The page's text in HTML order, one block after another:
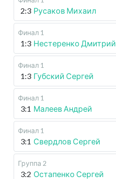
2:3 Русаков Михаил
Финал 1
1:3 Нестеренко Дмитрий
Финал 1
1:3 Губский Сергей
Финал 1
3:1 Малеев Андрей
Финал 1
3:1 Свердлов Сергей
Группа 2
3:2 Остапенко Сергей